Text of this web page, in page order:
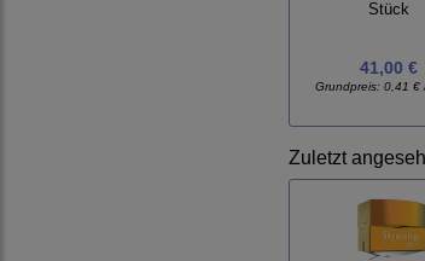
Stück
41,00 €
Grundpreis: 0,41 €
Zuletzt